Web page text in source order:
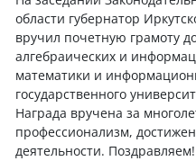
области губернатор
вручил почетную грамоту
алгебраических и
математики и
государственного
Награда вручена за
профессионализм,
деятельности. Поздравляем!